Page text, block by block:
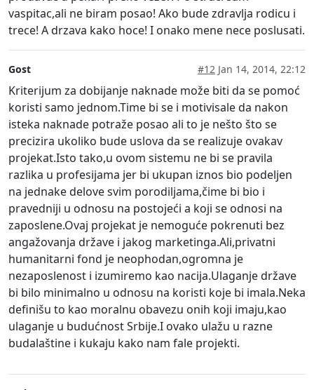
vaspitac,ali ne biram posao! Ako bude zdravlja rodicu i
trece! A drzava kako hoce! I onako mene nece poslusati.
Gost #12 Jan 14, 2014, 22:12
Kriterijum za dobijanje naknade može biti da se pomoć
koristi samo jednom.Time bi se i motivisale da nakon
isteka naknade potraže posao ali to je nešto što se
precizira ukoliko bude uslova da se realizuje ovakav
projekat.Isto tako,u ovom sistemu ne bi se pravila
razlika u profesijama jer bi ukupan iznos bio podeljen
na jednake delove svim porodiljama,čime bi bio i
pravedniji u odnosu na postojeći a koji se odnosi na
zaposlene.Ovaj projekat je nemoguće pokrenuti bez
angažovanja države i jakog marketinga.Ali,privatni
humanitarni fond je neophodan,ogromna je
nezaposlenost i izumiremo kao nacija.Ulaganje države
bi bilo minimalno u odnosu na koristi koje bi imala.Neka
definišu to kao moralnu obavezu onih koji imaju,kao
ulaganje u budućnost Srbije.I ovako ulažu u razne
budalaštine i kukaju kako nam fale projekti.